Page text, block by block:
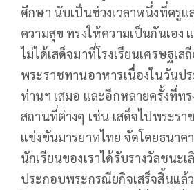
ศึกษา นับเป็นช่วงเวลาหนึ่งที่ครูแ
ความสุข ทรงให้ความเป็นกันเอง
ไม่ได้เสด็จมาที่โรงเรียนเศรษฐเส
พระราชทานอาหารเนื่องในวันป
ท่านฯ เสมอ และอีกหลายครั้งที่ท
สถานที่ต่างๆ เช่น เสด็จไปพระรา
แข่งขันมารยาทไทย จัดโดยธนาค
นักเรียนของเราได้รับรางวัลชนะเ
ประกอบพระกรณียกิจเสร็จสิ้นแล้